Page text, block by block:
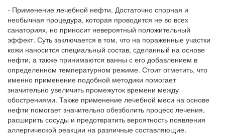
- Применение лечебной нефти. Достаточно спорная и
необычная процедура, которая проводится не во всех
санаториях, но приносит невероятный положительный
эффект. Суть заключается в том, что на пораженные участки
кожи наносится специальный состав, сделанный на основе
нефти, а также принимаются ванны с его добавлением в
определенном температурном режиме. Стоит отметить, что
именно применение подобной методики помогает
значительно увеличить промежуток времени между
обострениями. Также применение лечебной меси на основе
нефти помогает значительно обезболить процесс лечения,
расширить сосуды и предотвратить вероятность появления
аллергической реакции на различные составляющие.